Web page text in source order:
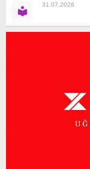
31.07.2026